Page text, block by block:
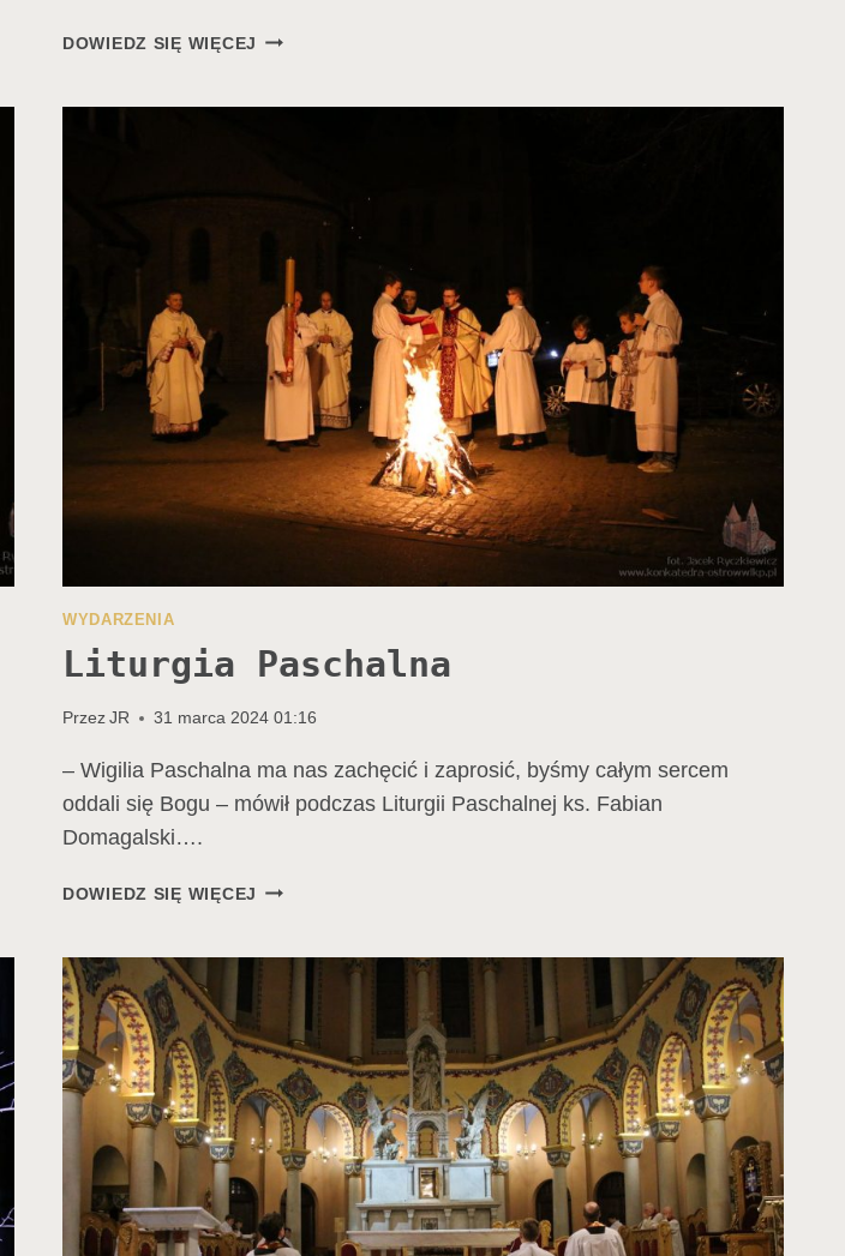
DOWIEDZ SIĘ WIĘCEJ WIGILIA
WYDARZENIA
Liturgia Paschalna
PrzezJR 31 marca 2024 01:16
– Wigilia Paschalna ma nas zachęcić i zaprosić, byśmy całym sercem
oddali się Bogu – mówił podczas Liturgii Paschalnej ks. Fabian
Domagalski….
DOWIEDZ SIĘ WIĘCEJ LITURGIA